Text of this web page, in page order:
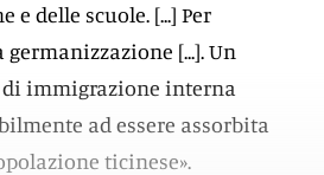
delle scuole. [...] Per
[...]. Un
immigrazione interna
ad essere assorbita
ticinese».